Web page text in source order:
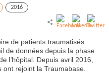
2016
de patients traumatisés
de données depuis la phase
l’hôpital. Depuis avril 2016,
rejoint la Traumabase.